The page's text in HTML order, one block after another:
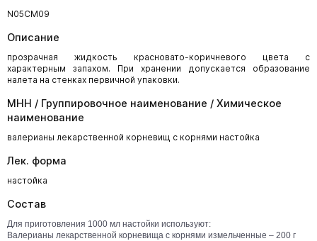
N05CM09
Описание
прозрачная жидкость красновато-коричневого цвета с
характерным запахом. При хранении допускается образование
налета на стенках первичной упаковки.
МНН / Группировочное наименование / Химическое
наименование
валерианы лекарственной корневищ с корнями настойка
Лек. форма
настойка
Состав
Для приготовления 1000 мл настойки используют:
Валерианы лекарственной корневища с корнями измельченные – 200 г